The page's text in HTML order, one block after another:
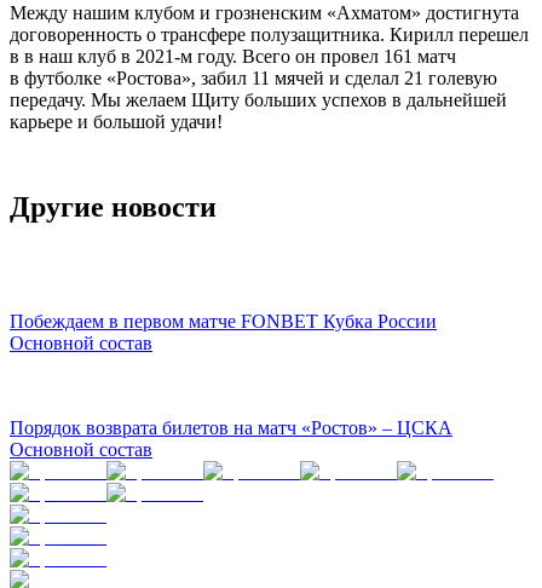
Между нашим клубом и грозненским «Ахматом» достигнута
договоренность о трансфере полузащитника. Кирилл перешел
в в наш клуб в 2021-м году. Всего он провел 161 матч
в футболке «Ростова», забил 11 мячей и сделал 21 голевую
передачу. Мы желаем Щиту больших успехов в дальнейшей
карьере и большой удачи!
Другие новости
Побеждаем в первом матче FONBET Кубка России
Основной состав
Порядок возврата билетов на матч «Ростов» – ЦСКА
Основной состав